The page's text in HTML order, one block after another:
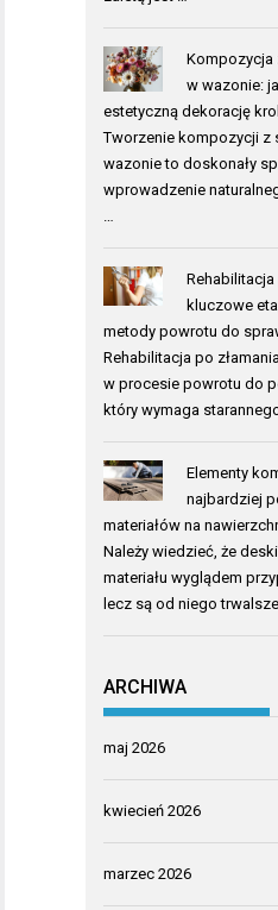
Kompozycja
w wazonie:
estetyczną dekorację
Tworzenie kompozycji z
wazonie to doskonały
wprowadzenie
Rehabilitacja
kluczowe
metody powrotu do
Rehabilitacja po
w procesie powrotu do
który wymaga
Elementy
najbardziej
materiałów na
Należy wiedzieć, że
materiału wyglądem
lecz są od niego trwalsze
ARCHIWA
maj 2026
kwiecień 2026
marzec 2026